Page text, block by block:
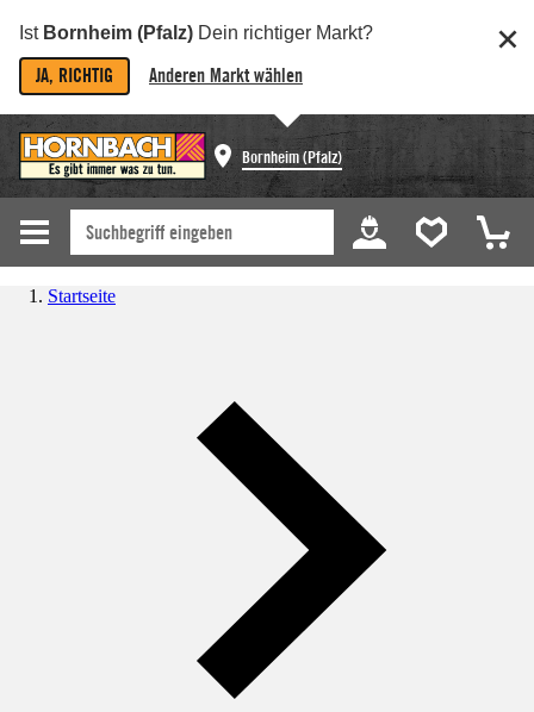
Ist Bornheim (Pfalz) Dein richtiger Markt?
JA, RICHTIG Anderen Markt wählen
Bornheim (Pfalz)
Startseite